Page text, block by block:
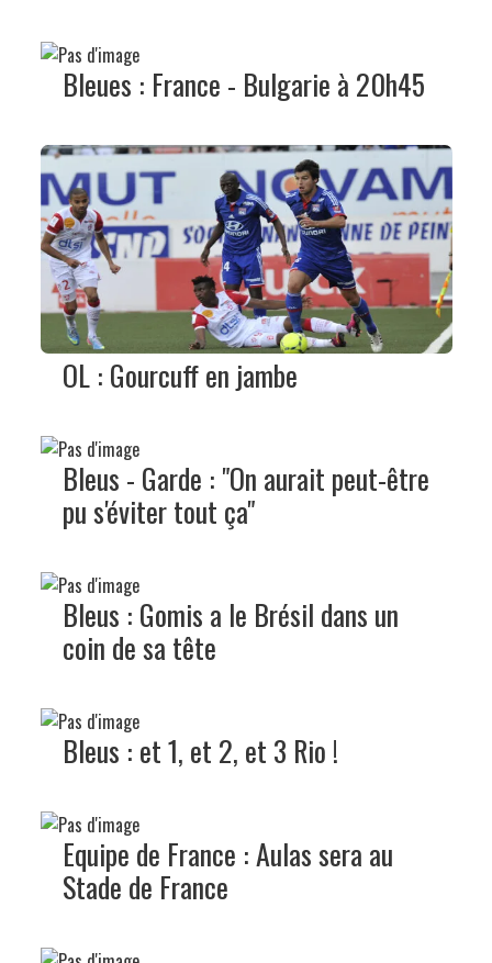
Bleues : France - Bulgarie à 20h45
OL : Gourcuff en jambe
Bleus - Garde : "On aurait peut-être
pu s'éviter tout ça"
Bleus : Gomis a le Brésil dans un
coin de sa tête
Bleus : et 1, et 2, et 3 Rio !
Equipe de France : Aulas sera au
Stade de France